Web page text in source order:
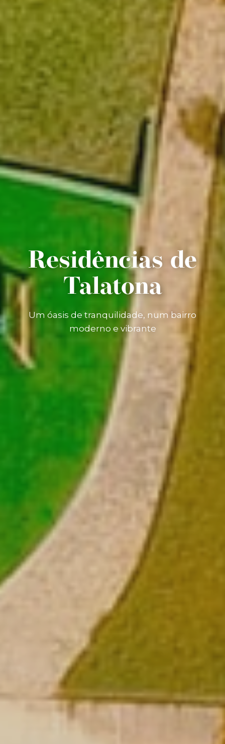
Residências de
Talatona
Um óasis de tranquilidade, num bairro
moderno e vibrante